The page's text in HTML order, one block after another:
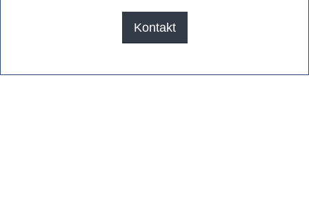
Kontakt